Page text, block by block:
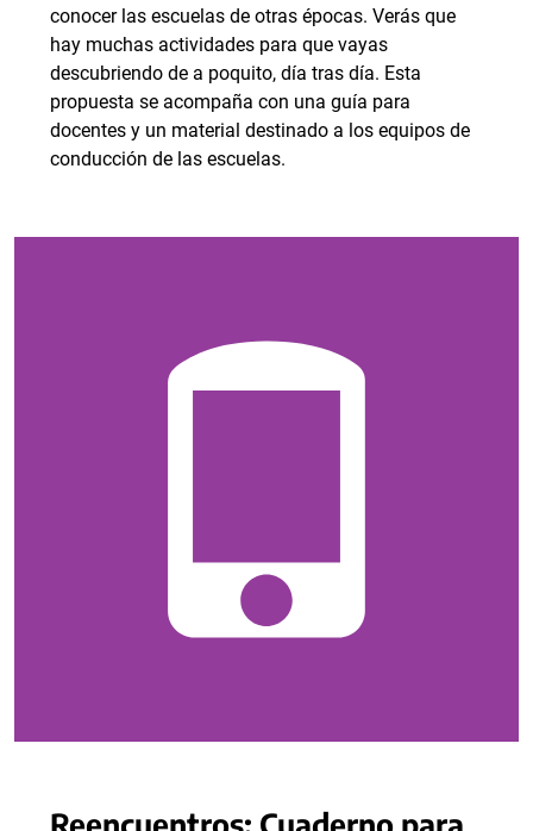
conocer las escuelas de otras épocas. Verás que
hay muchas actividades para que vayas
descubriendo de a poquito, día tras día. Esta
propuesta se acompaña con una guía para
docentes y un material destinado a los equipos de
conducción de las escuelas.
Reencuentros: Cuaderno para